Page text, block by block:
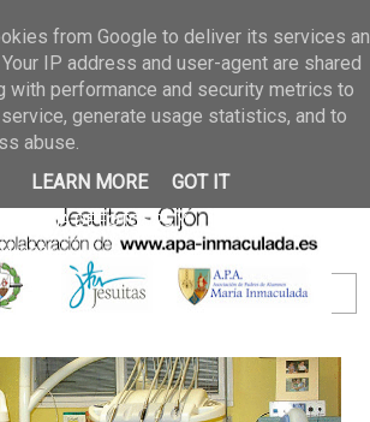
02 jun 2026
GALERIA DE FOTOS
2026
25 may 2026
GALERIA
23/05/2026
20 may
GALERIA DE FOTOS
2026
FOTOS 09/05/2026
28 abr
GALERIA DE FOTOS 25 Y
2026
from Google to deliver its services
IP address and user-agent are shared
with performance and security metrics to
generate usage statistics, and to
abuse.
LEARN MORE
GOT IT